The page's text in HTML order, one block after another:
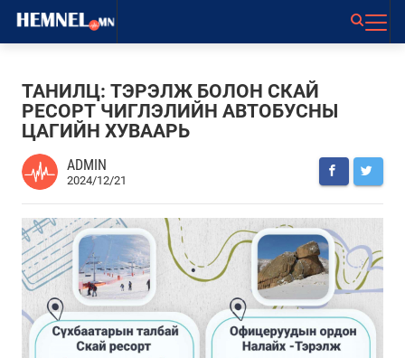
ТАНИЛЦ: ТЭРЭЛЖ БОЛОН СКАЙ
РЕСОРТ ЧИГЛЭЛИЙН АВТОБУСНЫ
ЦАГИЙН ХУВААРЬ
ADMIN
2024/12/21